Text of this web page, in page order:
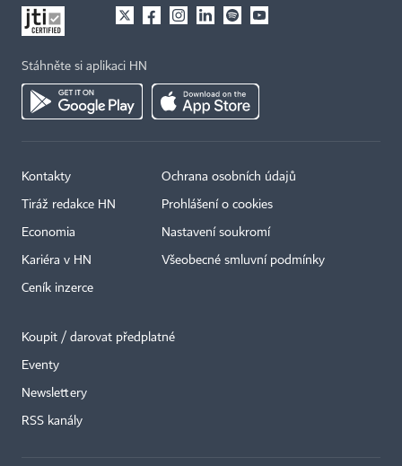
Stáhněte si aplikaci HN
Kontakty
Tiráž redakce HN
Economia
Kariéra v HN
Ceník inzerce
Ochrana osobních údajů
Prohlášení o cookies
Nastavení soukromí
Všeobecné smluvní podmínky
Koupit / darovat předplatné
Eventy
Newslettery
RSS kanály